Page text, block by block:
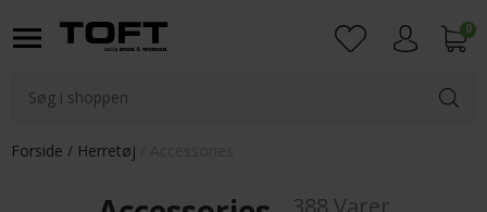
0
Forside Herretøj
388 Varer